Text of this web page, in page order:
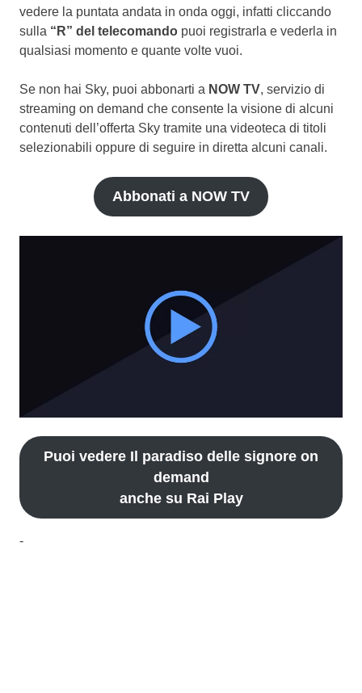
vedere la puntata andata in onda oggi, infatti cliccando
sulla “R” del telecomando puoi registrarla e vederla in
qualsiasi momento e quante volte vuoi.
Se non hai Sky, puoi abbonarti a NOW TV, servizio di
streaming on demand che consente la visione di alcuni
contenuti dell’offerta Sky tramite una videoteca di titoli
selezionabili oppure di seguire in diretta alcuni canali.
Abbonati a NOW TV
Puoi vedere Il paradiso delle signore on
demand
anche su Rai Play
-